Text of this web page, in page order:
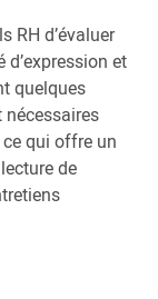
RH d’évaluer
et
quelques
qui offre un
de